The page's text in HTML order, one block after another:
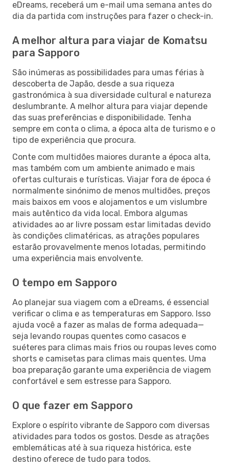
eDreams, receberá um e-mail uma semana antes do
dia da partida com instruções para fazer o check-in.
A melhor altura para viajar de Komatsu
para Sapporo
São inúmeras as possibilidades para umas férias à
descoberta de Japão, desde a sua riqueza
gastronómica à sua diversidade cultural e natureza
deslumbrante. A melhor altura para viajar depende
das suas preferências e disponibilidade. Tenha
sempre em conta o clima, a época alta de turismo e o
tipo de experiência que procura.
Conte com multidões maiores durante a época alta,
mas também com um ambiente animado e mais
ofertas culturais e turísticas. Viajar fora de época é
normalmente sinónimo de menos multidões, preços
mais baixos em voos e alojamentos e um vislumbre
mais autêntico da vida local. Embora algumas
atividades ao ar livre possam estar limitadas devido
às condições climatéricas, as atrações populares
estarão provavelmente menos lotadas, permitindo
uma experiência mais envolvente.
O tempo em Sapporo
Ao planejar sua viagem com a eDreams, é essencial
verificar o clima e as temperaturas em Sapporo. Isso
ajuda você a fazer as malas de forma adequada—
seja levando roupas quentes como casacos e
suéteres para climas mais frios ou roupas leves como
shorts e camisetas para climas mais quentes. Uma
boa preparação garante uma experiência de viagem
confortável e sem estresse para Sapporo.
O que fazer em Sapporo
Explore o espírito vibrante de Sapporo com diversas
atividades para todos os gostos. Desde as atrações
emblemáticas até à sua riqueza histórica, este
destino oferece de tudo para todos.